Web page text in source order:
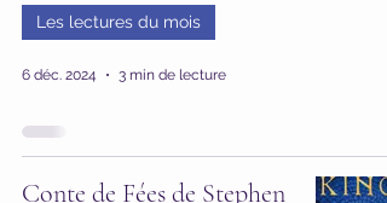
Les lectures du mois
6 déc. 2024 3 min de lecture
Conte de Fées de Stephen